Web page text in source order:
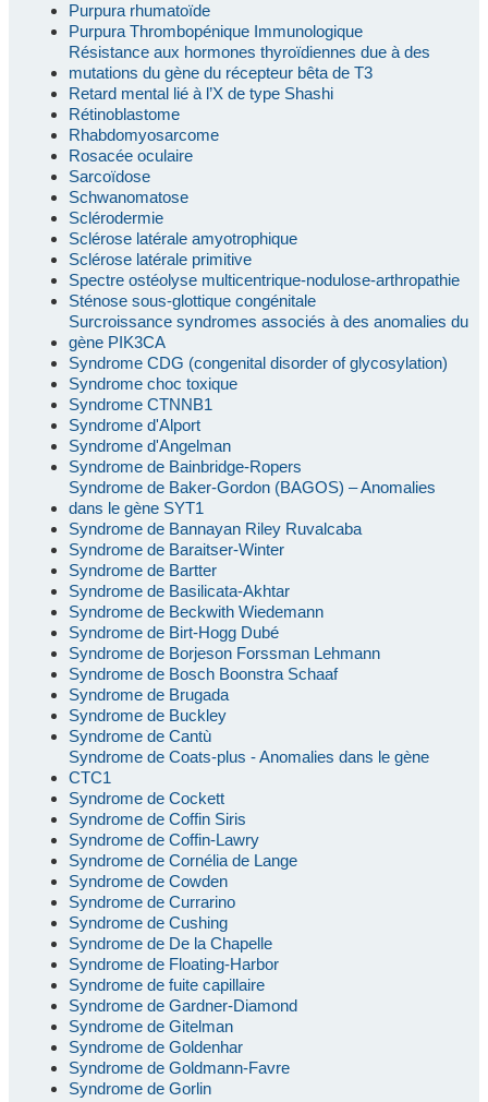
Purpura rhumatoïde
Purpura Thrombopénique Immunologique
Résistance aux hormones thyroïdiennes due à des
mutations du gène du récepteur bêta de T3
Retard mental lié à l’X de type Shashi
Rétinoblastome
Rhabdomyosarcome
Rosacée oculaire
Sarcoïdose
Schwanomatose
Sclérodermie
Sclérose latérale amyotrophique
Sclérose latérale primitive
Spectre ostéolyse multicentrique-nodulose-arthropathie
Sténose sous-glottique congénitale
Surcroissance syndromes associés à des anomalies du
gène PIK3CA
Syndrome CDG (congenital disorder of glycosylation)
Syndrome choc toxique
Syndrome CTNNB1
Syndrome d'Alport
Syndrome d'Angelman
Syndrome de Bainbridge-Ropers
Syndrome de Baker-Gordon (BAGOS) – Anomalies
dans le gène SYT1
Syndrome de Bannayan Riley Ruvalcaba
Syndrome de Baraitser-Winter
Syndrome de Bartter
Syndrome de Basilicata-Akhtar
Syndrome de Beckwith Wiedemann
Syndrome de Birt-Hogg Dubé
Syndrome de Borjeson Forssman Lehmann
Syndrome de Bosch Boonstra Schaaf
Syndrome de Brugada
Syndrome de Buckley
Syndrome de Cantù
Syndrome de Coats-plus - Anomalies dans le gène
CTC1
Syndrome de Cockett
Syndrome de Coffin Siris
Syndrome de Coffin-Lawry
Syndrome de Cornélia de Lange
Syndrome de Cowden
Syndrome de Currarino
Syndrome de Cushing
Syndrome de De la Chapelle
Syndrome de Floating-Harbor
Syndrome de fuite capillaire
Syndrome de Gardner-Diamond
Syndrome de Gitelman
Syndrome de Goldenhar
Syndrome de Goldmann-Favre
Syndrome de Gorlin